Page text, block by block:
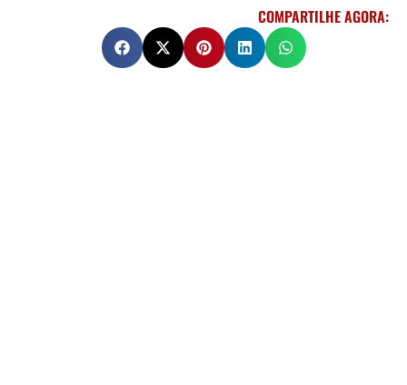
COMPARTILHE AGORA: